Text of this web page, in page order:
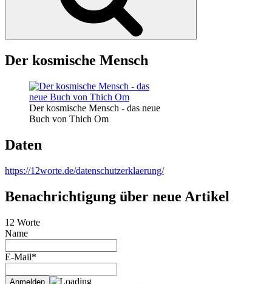
Der kosmische Mensch
Der kosmische Mensch - das neue
Buch von Thich Om
Daten
https://12worte.de/datenschutzerklaerung/
Benachrichtigung über neue Artikel
12 Worte
Name
E-Mail*